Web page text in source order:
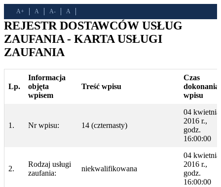
A+ A A- A
REJESTR DOSTAWCÓW USŁUG
ZAUFANIA - KARTA USŁUGI
ZAUFANIA
Lp.
Informacja
objęta
wpisem
Treść wpisu
Czas
dokonania
wpisu
1. Nr wpisu: 14 (czternasty)
04 kwietnia
2016 r.,
godz.
16:00:00
2.
Rodzaj usługi
zaufania:
niekwalifikowana
04 kwietnia
2016 r.,
godz.
16:00:00